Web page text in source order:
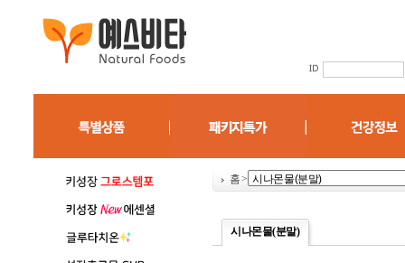
홈>
시나몬물(분말)